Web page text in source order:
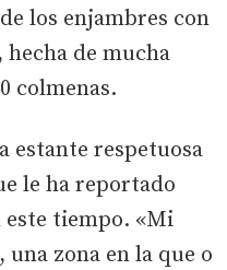
los enjambres con
de mucha
colmenas.
estante respetuosa
le ha reportado
este tiempo. «Mi
zona en la que o